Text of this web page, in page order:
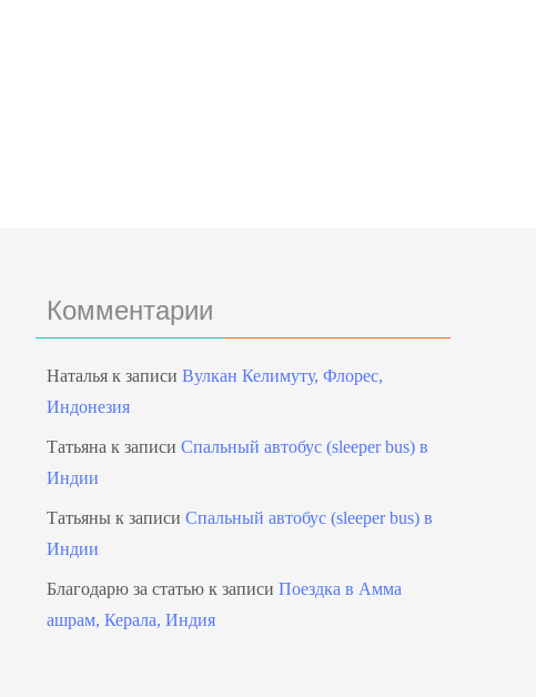
Комментарии
Наталья к записи Вулкан Келимуту, Флорес,
Индонезия
Татьяна к записи Спальный автобус (sleeper bus) в
Индии
Татьяны к записи Спальный автобус (sleeper bus) в
Индии
Благодарю за статью к записи Поездка в Амма
ашрам, Керала, Индия